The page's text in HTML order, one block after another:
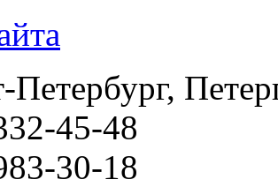
Петербург,
45-48
30-18